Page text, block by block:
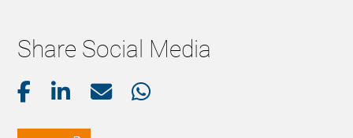
Share Social Media